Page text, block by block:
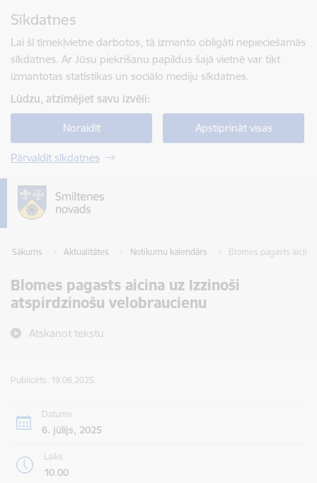
Sīkdatnes
Lai šī tīmekļvietne darbotos, tā izmanto obligāti nepieciešamās
sīkdatnes. Ar Jūsu piekrišanu papildus šajā vietnē var tikt
izmantotas statistikas un sociālo mediju sīkdatnes.
Lūdzu, atzīmējiet savu izvēli:
Noraidīt Apstiprināt visas
Pārvaldīt sīkdatnes
Sākums Aktualitātes Notikumu kalendārs Blomes pagasts
Blomes pagasts aicina uz Izzinoši
atspirdzinošu velobraucienu
Atskaņot tekstu
Publicēts: 19.06.2025.
Datums
6. jūlijs, 2025
Laiks
10.00